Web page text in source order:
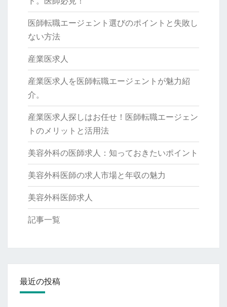
医師転職エージェント選びのポイントと失敗し
ない方法
産業医求人
産業医求人を医師転職エージェントが魅力紹
介。
産業医求人探しはお任せ！医師転職エージェン
トのメリットと活用法
美容外科の医師求人：知っておきたいポイント
美容外科医師の求人市場と年収の魅力
美容外科医師求人
記事一覧
最近の投稿